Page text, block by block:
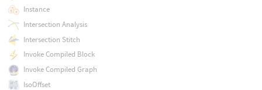
Instance
Intersection Analysis
Intersection Stitch
Invoke Compiled Block
Invoke Compiled Graph
IsoOffset